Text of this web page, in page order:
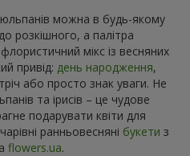
можна в будь-якому
розкішного, а палітра
мікс із весняних
привід: день народження,
або просто знак уваги. Не
та ірисів – це чудове
подарувати квіти для
ранньовесняні букети з
flowers.ua.